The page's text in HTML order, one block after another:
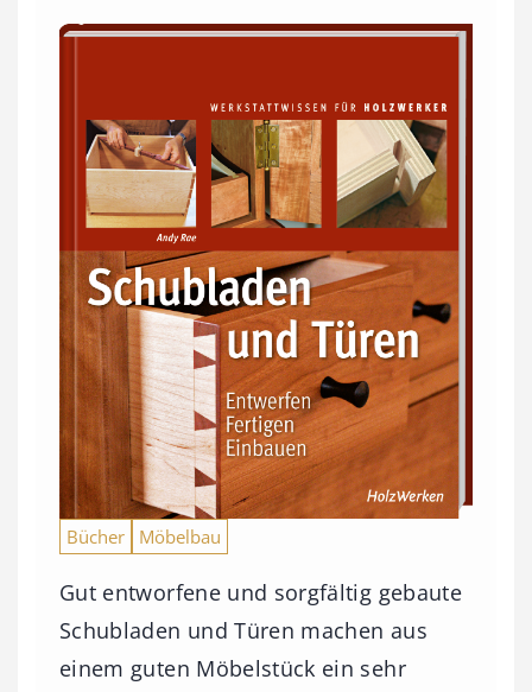
Bücher Möbelbau
Gut entworfene und sorgfältig gebaute
Schubladen und Türen machen aus
einem guten Möbelstück ein sehr